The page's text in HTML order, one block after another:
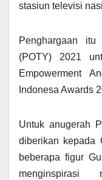
stasiun televisi
Penghargaan
(POTY) 2021
Empowerment
Indonesa Awards
Untuk anugerah
diberikan kepada
beberapa figur
menginspirasi